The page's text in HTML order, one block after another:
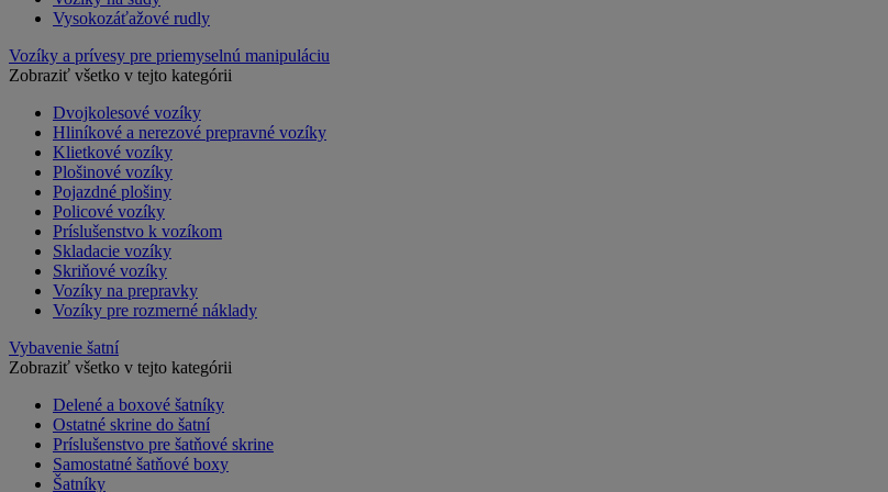
Vysokozáťažové rudly
Vozíky a prívesy pre priemyselnú manipuláciu
Zobraziť všetko v tejto kategórii
Dvojkolesové vozíky
Hliníkové a nerezové prepravné vozíky
Klietkové vozíky
Plošinové vozíky
Pojazdné plošiny
Policové vozíky
Príslušenstvo k vozíkom
Skladacie vozíky
Skriňové vozíky
Vozíky na prepravky
Vozíky pre rozmerné náklady
Vybavenie šatní
Zobraziť všetko v tejto kategórii
Delené a boxové šatníky
Ostatné skrine do šatní
Príslušenstvo pre šatňové skrine
Samostatné šatňové boxy
Šatníky